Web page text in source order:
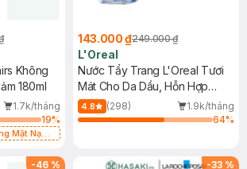
Không
180ml
1.7k/tháng
19%
Mặt Nạ
143.000 ₫249.000 ₫
L'Oreal
Nước Tẩy Trang L'Oreal Tươi
Mát Cho Da Dầu, Hỗn Hợp
400ml
4.8 (298)
1.9k/tháng
64%
-46 % -33 %